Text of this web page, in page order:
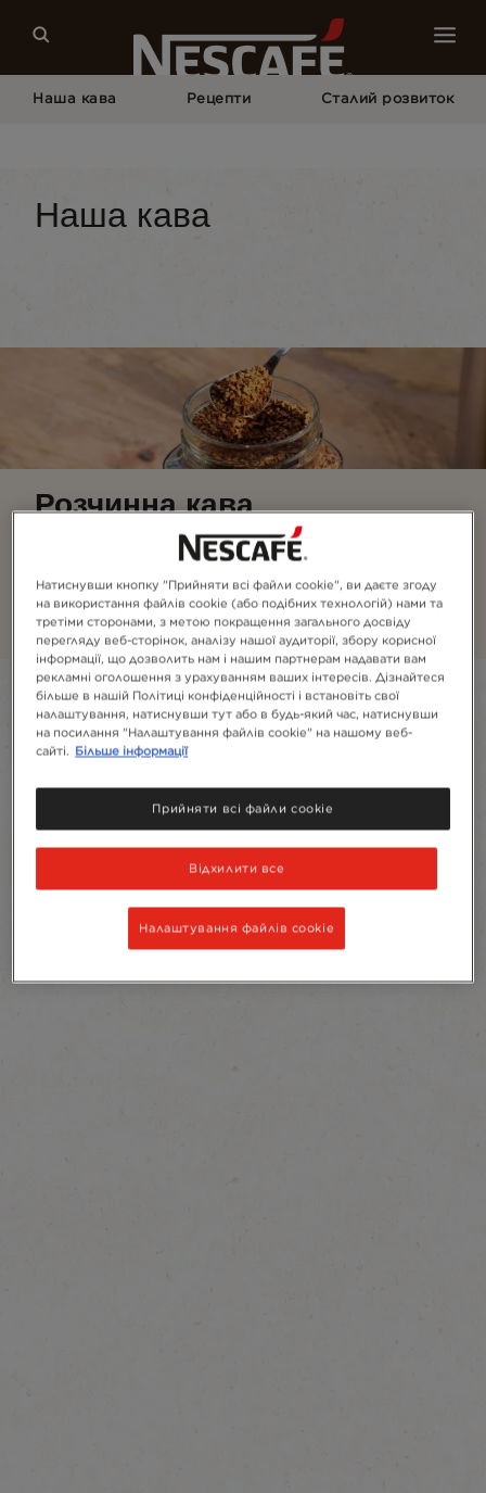
Наша кава Рецепти Сталий розвиток
Наша кава
Розчинна кава
Розчинна кава NESCAFÉ® – просто налийте води
насолоджуйтесь
Filter
4 Продукти Sort: Рекомендовані
Натиснувши кнопку "Прийняти всі файли cookie", ви даєте згоду
на використання файлів cookie (або подібних технологій) нами та
третіми сторонами, з метою покращення загального досвіду
перегляду веб-сторінок, аналізу нашої аудиторії, збору корисної
інформації, що дозволить нам і нашим партнерам надавати вам
рекламні оголошення з урахуванням ваших інтересів. Дізнайтеся
більше в нашій Політиці конфіденційності і встановіть свої
налаштування, натиснувши тут або в будь-який час, натиснувши
на посилання "Налаштування файлів cookie" на нашому веб-
сайті. Більше інформації
Відхилити все
Прийняти всі файли cookie
Налаштування файлів cookie